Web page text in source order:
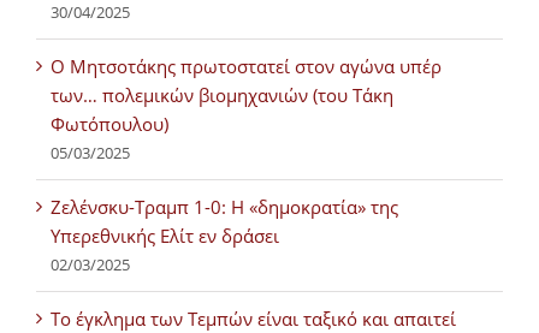
30/04/2025
Ο Μητσοτάκης πρωτοστατεί στον αγώνα υπέρ
των… πολεμικών βιομηχανιών (του Τάκη
Φωτόπουλου)
05/03/2025
Ζελένσκυ-Τραμπ 1-0: Η «δημοκρατία» της
Υπερεθνικής Ελίτ εν δράσει
02/03/2025
Tο έγκλημα των Τεμπών είναι ταξικό και απαιτεί